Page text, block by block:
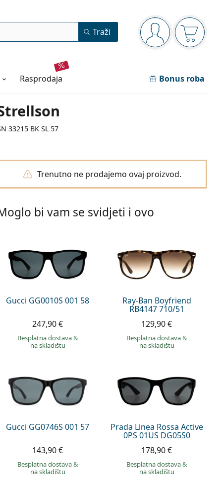
Navigacijska ploča
ste prijavljeni
Traži
rasprodaja Bonus roba
33215 BK SL 57
Trenutno ne prodajemo ovaj proizvod.
bi vam se svidjeti i ovo
Gucci GG0010S 001 58
247,90 €
Besplatna dostava&
na skladištu
Ray-Ban Boyfriend
RB4147 710/51
129,90 €
Besplatna dostava&
na skladištu
Gucci GG0746S 001 57
143,90 €
Besplatna dostava&
na skladištu
Prada Linea Rossa Active
0PS 01US DG05S0
178,90 €
Besplatna dostava&
na skladištu